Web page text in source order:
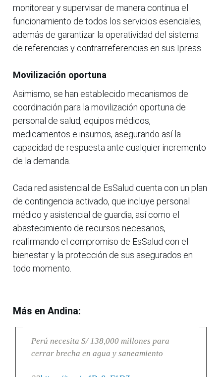
monitorear y supervisar de manera continua el
funcionamiento de todos los servicios esenciales,
además de garantizar la operatividad del sistema
de referencias y contrarreferencias en sus Ipress.
Movilización oportuna
Asimismo, se han establecido mecanismos de
coordinación para la movilización oportuna de
personal de salud, equipos médicos,
medicamentos e insumos, asegurando así la
capacidad de respuesta ante cualquier incremento
de la demanda.
Cada red asistencial de EsSalud cuenta con un plan
de contingencia activado, que incluye personal
médico y asistencial de guardia, así como el
abastecimiento de recursos necesarios,
reafirmando el compromiso de EsSalud con el
bienestar y la protección de sus asegurados en
todo momento.
Más en Andina:
Perú necesita S/ 138,000 millones para
cerrar brecha en agua y saneamiento